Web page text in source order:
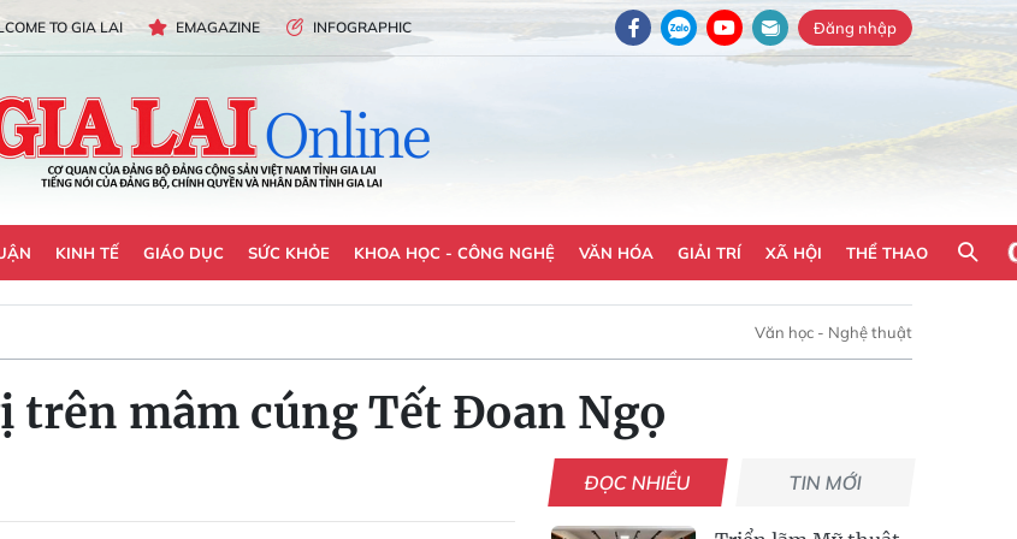
TO GIA LAI EMAGAZINE INFOGRAPHIC Đăng nhập
KINH TẾ GIÁO DỤC SỨC KHỎE KHOA HỌC - CÔNG NGHỆ VĂN HÓA GIẢI TRÍ XÃ HỘI THỂ THAO
Văn học - Nghệ thuật
mâm cúng Tết Đoan Ngọ
ĐỌC NHIỀU TIN MỚI